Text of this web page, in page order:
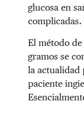
glucosa en
complicadas.
El método de
gramos se
la actualidad
paciente